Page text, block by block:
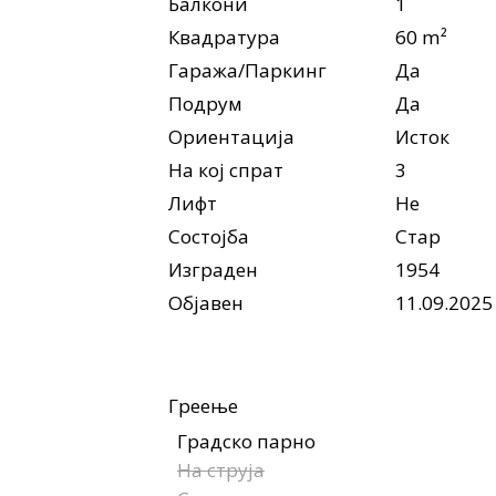
Квадратура
60 m²
Гаража/Паркинг
Да
Подрум
Да
Ориентација
Исток
На кој спрат
3
Лифт
Не
Состојба
Стар
Изграден
1954
Објавен
11.09.2025
Греење
Градско парно
На струја